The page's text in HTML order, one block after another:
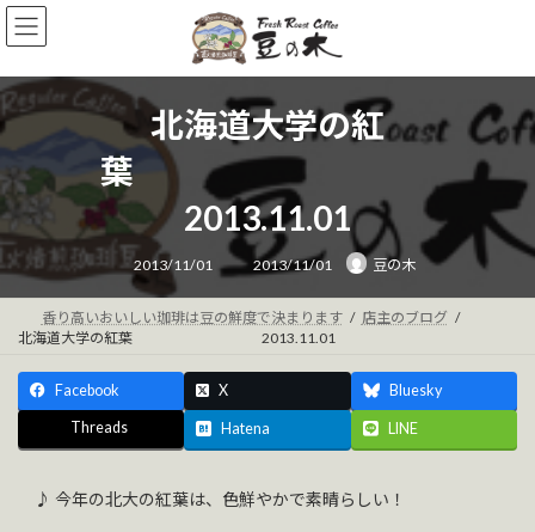
コ
ン
ン
ツ
へ
ス
キ
ッ
プ
ナ
ビ
ー
シ
ョ
ン
に
移
動
北海道大学の紅
葉
2013.11.01
2013/11/01
最
終
新
日
時
2013/11/01 豆の木
香り高いおいしい珈琲は豆の鮮度で決まります
店主のブログ
北海道大学の紅葉 2013.11.01
Facebook X Bluesky
Threads Hatena LINE
♪ 今年の北大の紅葉は、色鮮やかで素晴らしい！